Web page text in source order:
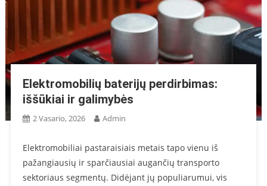
Vidaus Ir Lauko Šviesdėžės: Kuo Jos Skiriasi?
Verslo Dovanos Su Logotipu: 10 Idėjų, Kurios Stiprina Prekės
Elektromobilių baterijų perdirbimas:
iššūkiai ir galimybės
2 Vasario, 2026 Admin
Elektromobiliai pastaraisiais metais tapo vienu iš
pažangiausių ir sparčiausiai augančių transporto
sektoriaus segmentų. Didėjant jų populiarumui, vis